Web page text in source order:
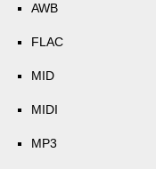
AWB
FLAC
MID
MIDI
MP3